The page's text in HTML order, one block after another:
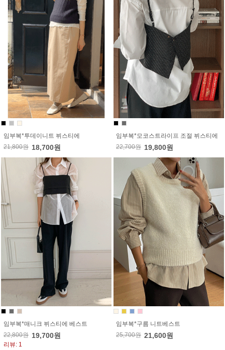
임부복*투데이니트 뷔스티에
21,800원 18,700원
임부복*모코스트라이프 조절 뷔스티에
22,700원 19,800원
임부복*매니크 뷔스티에 베스트
22,800원 19,700원
리뷰: 1
임부복*구름 니트베스트
25,700원 21,600원